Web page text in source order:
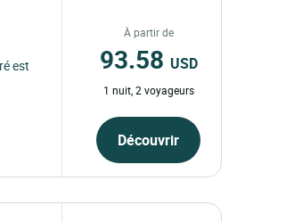
est
À partir de
93.58 USD
1 nuit, 2 voyageurs
Découvrir